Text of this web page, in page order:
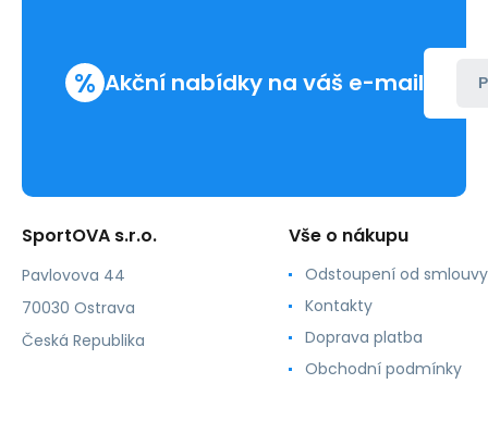
% Akční nabídky na váš e-mail
SportOVA s.r.o.
Pavlovova 44
70030 Ostrava
Česká Republika
Vše o nákupu
Odstoupení od smlouvy
Kontakty
Doprava platba
Obchodní podmínky